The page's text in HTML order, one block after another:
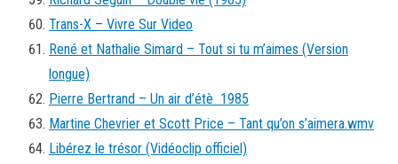
Trans-X – Vivre Sur Video
René et Nathalie Simard – Tout si tu m’aimes (Version
longue)
Pierre Bertrand – Un air d’étè 1985
Martine Chevrier et Scott Price – Tant qu’on s’aimera.wmv
Libérez le trésor (Vidéoclip officiel)